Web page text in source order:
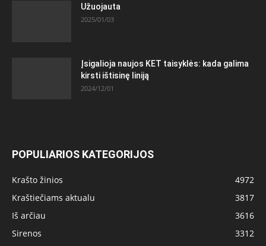
Užuojauta
2025/01/03
Įsigalioja naujos KET taisyklės: kada galima
kirsti ištisinę liniją
2024/12/01
POPULIARIOS KATEGORIJOS
Krašto žinios
4972
Kraštiečiams aktualu
3817
Iš arčiau
3616
Sirenos
3312